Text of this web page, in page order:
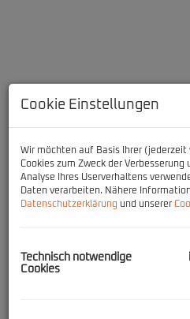
Beschreibung
Lage von Winzendorf, die mit
vielfältigen
Cookie Einstellungen
Wir möchten auf Basis Ihrer
Cookies zum Zweck der
Analyse Ihres Userverhaltens
Daten verarbeiten. Nähere
Datenschutzerklärung und unserer
Technisch notwendige
Cookies